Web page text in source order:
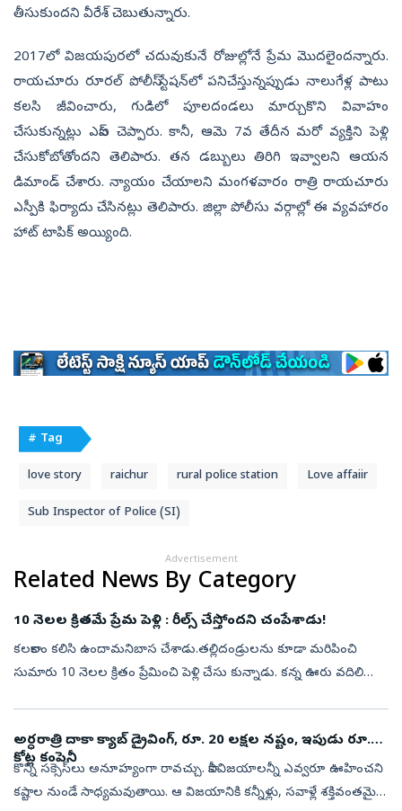
తీసుకుందని వీరేశ్‌ చెబుతున్నారు.
2017లో విజయపురలో చదువుకునే రోజుల్లోనే ప్రేమ మొదలైందన్నారు.
రాయచూరు రూరల్‌ పోలీస్‌ స్టేషన్‌లో పనిచేస్తున్నప్పుడు నాలుగేళ్ల పాటు
కలసి జీవించారు, గుడిలో పూలదండలు మార్చుకొని వివాహం
చేసుకున్నట్లు ఎస్‌ఐ చెప్పారు. కానీ, ఆమె 7వ తేదీన మరో వ్యక్తిని పెళ్లి
చేసుకోబోతోందని తెలిపారు. తన డబ్బులు తిరిగి ఇవ్వాలని ఆయన
డిమాండ్‌ చేశారు. న్యాయం చేయాలని మంగళవారం రాత్రి రాయచూరు
ఎస్పీకి ఫిర్యాదు చేసినట్లు తెలిపారు. జిల్లా పోలీసు వర్గాల్లో ఈ వ్యవహారం
హాట్‌ టాపిక్‌ అయ్యింది.
# Tag
love story raichur rural police station Love affaiir
Sub Inspector of Police (SI)
Advertisement
Related News By Category
10 నెలల క్రితమే ప్రేమ పెళ్లి : రీల్స్‌ చేస్తోందని చంపేశాడు!
కలకాలం కలిసి ఉందామనిబాస చేశాడు.తల్లిదండ్రులను కూడా మరిపించి
సుమారు 10 నెలల క్రితం ప్రేమించి పెళ్లి చేసు కున్నాడు. కన్న ఊరు వదిలి
అర్ధరాత్రి దాకా క్యాబ్ డ్రైవింగ్‌, రూ. 20 లక్షల నష్టం, ఇపుడు రూ.
కోట్ల కంపెనీ
కొన్ని సక్సెస్‌లు అనూహ్యంగా రావచ్చు. కానీవిజయాలన్నీ ఎవ్వరూ ఊహించని
కష్టాల నుండే సాధ్యమవుతాయి. ఆ విజయానికి కన్నీళ్లు, సవాళ్లే శక్తివంతమైన